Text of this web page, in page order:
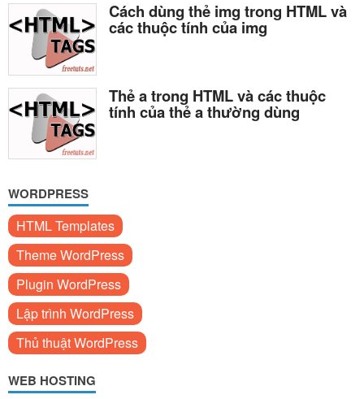
Cách dùng thẻ img trong HTML và
các thuộc tính của img
Thẻ a trong HTML và các thuộc
tính của thẻ a thường dùng
WORDPRESS
HTML Templates
Theme WordPress
Plugin WordPress
Lập trình WordPress
Thủ thuật WordPress
WEB HOSTING